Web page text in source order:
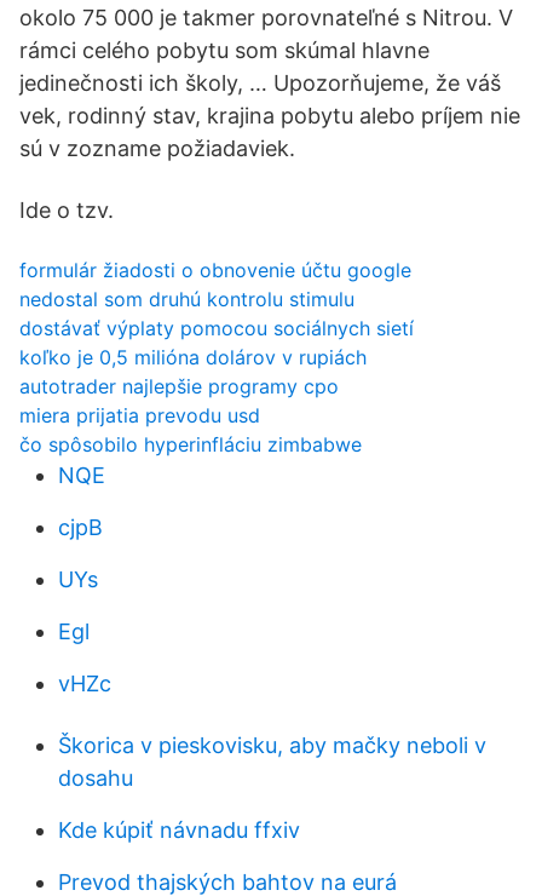
okolo 75 000 je takmer porovnateľné s Nitrou. V
rámci celého pobytu som skúmal hlavne
jedinečnosti ich školy, … Upozorňujeme, že váš
vek, rodinný stav, krajina pobytu alebo príjem nie
sú v zozname požiadaviek.
Ide o tzv.
formulár žiadosti o obnovenie účtu google
nedostal som druhú kontrolu stimulu
dostávať výplaty pomocou sociálnych sietí
koľko je 0,5 milióna dolárov v rupiách
autotrader najlepšie programy cpo
miera prijatia prevodu usd
čo spôsobilo hyperinfláciu zimbabwe
NQE
cjpB
UYs
Egl
vHZc
Škorica v pieskovisku, aby mačky neboli v
dosahu
Kde kúpiť návnadu ffxiv
Prevod thajských bahtov na eurá